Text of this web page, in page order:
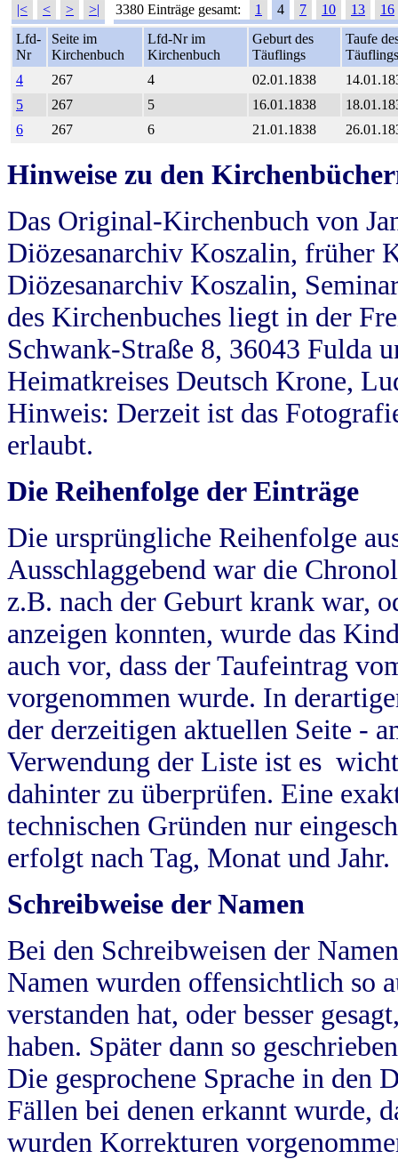
|< < > >| 3380 Einträge gesamt: 1 4 7 10 13
16
Lfd-
Nr
Seite im
Kirchenbuch
Lfd-Nr im
Kirchenbuch
Geburt des
Täuflings
Taufe
Täuflings
4
267 4 02.01.1838
5
267 5 16.01.1838
6
267 6 21.01.1838
Hinweise zu den
Das Original-Kirchenbuch von
Diözesanarchiv Koszalin, früher
Diözesanarchiv Koszalin,
des Kirchenbuches liegt in der
Schwank-Straße 8, 36043 Fulda
Heimatkreises Deutsch Krone,
Hinweis: Derzeit ist das
erlaubt.
Die Reihenfolge der Einträge
Die ursprüngliche Reihenfolge
Ausschlaggebend war die
z.B. nach der Geburt krank war,
anzeigen konnten, wurde das
auch vor, dass der Taufeintrag
vorgenommen wurde. In
der derzeitigen aktuellen Seite -
Verwendung der Liste ist es
dahinter zu überprüfen. Eine
technischen Gründen nur
erfolgt nach Tag, Monat und Jahr.
Schreibweise der Namen
Bei den Schreibweisen der
Namen wurden offensichtlich so
verstanden hat, oder besser
haben. Später dann so
Die gesprochene Sprache in
Fällen bei denen erkannt wurde,
wurden Korrekturen